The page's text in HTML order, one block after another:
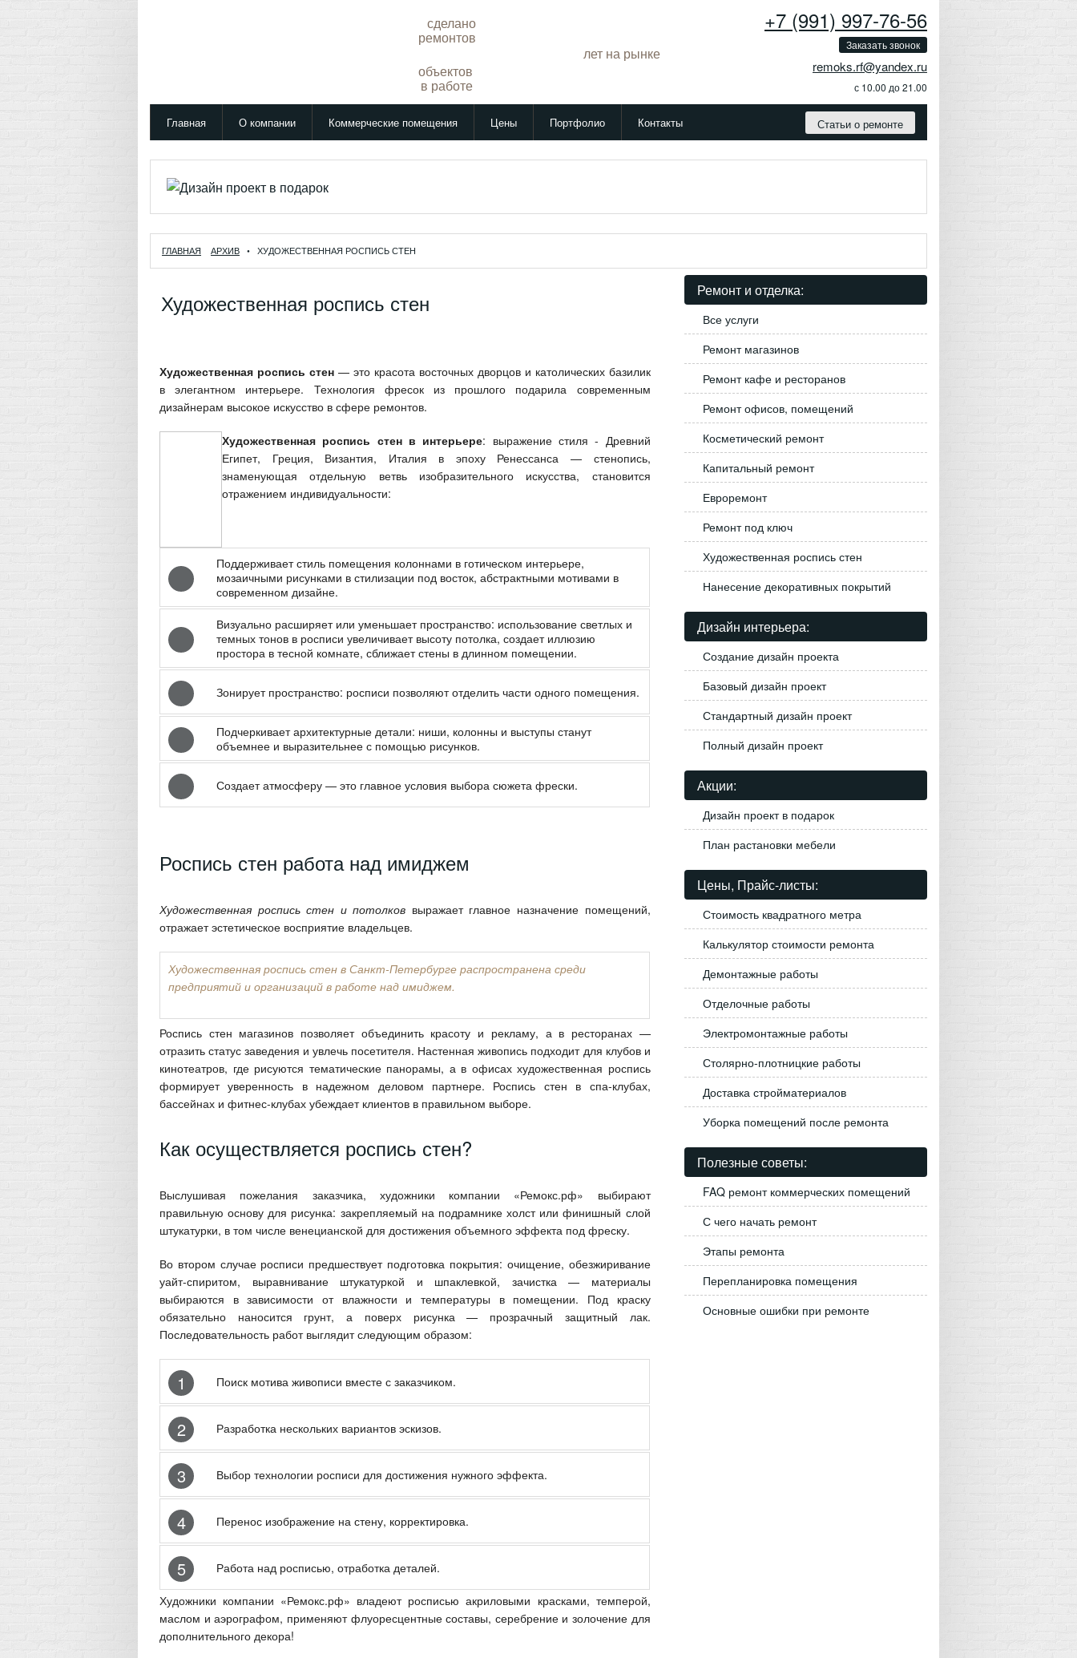
сделано
ремонтов
лет на рынке
объектов
в работе
+7 (991) 997-76-56
Заказать звонок
remoks.rf@yandex.ru
с 10.00 до 21.00
Статьи о ремонте
Главная О компании Коммерческие помещения Цены Портфолио Контакты
ГЛАВНАЯ АРХИВ • ХУДОЖЕСТВЕННАЯ РОСПИСЬ СТЕН
Художественная роспись стен
Художественная роспись стен— это красота восточных дворцов и католических базилик
в элегантном интерьере. Технология фресок из прошлого подарила современным
дизайнерам высокое искусство в сфере ремонтов.
Художественная роспись стен в интерьере: выражение стиля - Древний
Египет, Греция, Византия, Италия в эпоху Ренессанса — стенопись,
знаменующая отдельную ветвь изобразительного искусства, становится
отражением индивидуальности:
Поддерживает стиль помещения колоннами в готическом интерьере,
мозаичными рисунками в стилизации под восток, абстрактными мотивами в
современном дизайне.
Визуально расширяет или уменьшает пространство: использование светлых и
темных тонов в росписи увеличивает высоту потолка, создает иллюзию
простора в тесной комнате, сближает стены в длинном помещении.
Зонирует пространство: росписи позволяют отделить части одного помещения.
Подчеркивает архитектурные детали: ниши, колонны и выступы станут
объемнее и выразительнее с помощью рисунков.
Создает атмосферу — это главное условия выбора сюжета фрески.
Роспись стен работа над имиджем
Художественная роспись стен и потолков выражает главное назначение помещений,
отражает эстетическое восприятие владельцев.
Художественная роспись стен в Санкт-Петербурге распространена среди
предприятий и организаций в работе над имиджем.
Роспись стен магазинов позволяет объединить красоту и рекламу, а в ресторанах —
отразить статус заведения и увлечь посетителя. Настенная живопись подходит для клубов и
кинотеатров, где рисуются тематические панорамы, а в офисах художественная роспись
формирует уверенность в надежном деловом партнере. Роспись стен в спа-клубах,
бассейнах и фитнес-клубах убеждает клиентов в правильном выборе.
Как осуществляется роспись стен?
Выслушивая пожелания заказчика, художники компании «Ремокс.рф» выбирают
правильную основу для рисунка: закрепляемый на подрамнике холст или финишный слой
штукатурки, в том числе венецианской для достижения объемного эффекта под фреску.
Во втором случае росписи предшествует подготовка покрытия: очищение, обезжиривание
уайт-спиритом, выравнивание штукатуркой и шпаклевкой, зачистка — материалы
выбираются в зависимости от влажности и температуры в помещении. Под краску
обязательно наносится грунт, а поверх рисунка — прозрачный защитный лак.
Последовательность работ выглядит следующим образом:
1 Поиск мотива живописи вместе с заказчиком.
2 Разработка нескольких вариантов эскизов.
3 Выбор технологии росписи для достижения нужного эффекта.
4 Перенос изображение на стену, корректировка.
5 Работа над росписью, отработка деталей.
Художники компании «Ремокс.рф» владеют росписью акриловыми красками, темперой,
маслом и аэрографом, применяют флуоресцентные составы, серебрение и золочение для
дополнительного декора!
Ремонт и отделка:
Все услуги
Ремонт магазинов
Ремонт кафе и ресторанов
Ремонт офисов, помещений
Косметический ремонт
Капитальный ремонт
Евроремонт
Ремонт под ключ
Художественная роспись стен
Нанесение декоративных покрытий
Дизайн интерьера:
Создание дизайн проекта
Базовый дизайн проект
Стандартный дизайн проект
Полный дизайн проект
Акции:
Дизайн проект в подарок
План растановки мебели
Цены, Прайс-листы:
Стоимость квадратного метра
Калькулятор стоимости ремонта
Демонтажные работы
Отделочные работы
Электромонтажные работы
Столярно-плотницкие работы
Доставка стройматериалов
Уборка помещений после ремонта
Полезные советы:
FAQ ремонт коммерческих помещений
С чего начать ремонт
Этапы ремонта
Перепланировка помещения
Основные ошибки при ремонте